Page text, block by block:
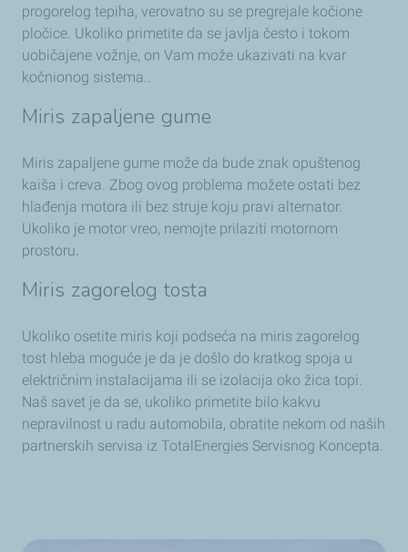
progorelog tepiha, verovatno su se pregrejale kočione
pločice. Ukoliko primetite da se javlja često i tokom
uobičajene vožnje, on Vam može ukazivati na kvar
kočnionog sistema..
Miris zapaljene gume
Miris zapaljene gume može da bude znak opuštenog
kaiša i creva. Zbog ovog problema možete ostati bez
hlađenja motora ili bez struje koju pravi alternator.
Ukoliko je motor vreo, nemojte prilaziti motornom
prostoru.
Miris zagorelog tosta
Ukoliko osetite miris koji podseća na miris zagorelog
tost hleba moguće je da je došlo do kratkog spoja u
električnim instalacijama ili se izolacija oko žica topi.
Naš savet je da se, ukoliko primetite bilo kakvu
nepravilnost u radu automobila, obratite nekom od naših
partnerskih servisa iz TotalEnergies Servisnog Koncepta.